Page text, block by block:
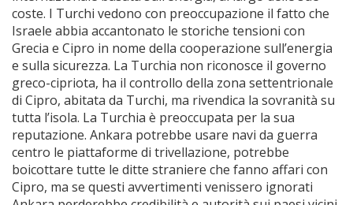
coste. I Turchi vedono con preoccupazione il fatto che
Israele abbia accantonato le storiche tensioni con
Grecia e Cipro in nome della cooperazione sull’energia
e sulla sicurezza. La Turchia non riconosce il governo
greco-cipriota, ha il controllo della zona settentrionale
di Cipro, abitata da Turchi, ma rivendica la sovranità su
tutta l’isola. La Turchia è preoccupata per la sua
reputazione. Ankara potrebbe usare navi da guerra
centro le piattaforme di trivellazione, potrebbe
boicottare tutte le ditte straniere che fanno affari con
Cipro, ma se questi avvertimenti venissero ignorati